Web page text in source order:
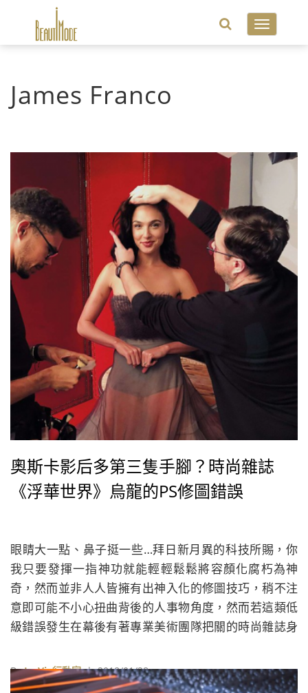
Toggle
James Franco
奧斯卡影后多第三隻手腳？時尚雜誌
《浮華世界》烏龍的PS修圖錯誤
眼睛大一點、鼻子挺一些…拜日新月異的科技所賜，你
我只要發揮一指神功就能輕輕鬆鬆將容顏化腐朽為神
奇，然而並非人人皆擁有出神入化的修圖技巧，稍不注
意即可能不小心扭曲背後的人事物角度，然而若這類低
級錯誤發生在幕後有著專業美術團隊把關的時尚雜誌身
ByLa Vie行動家| 2018/01/28